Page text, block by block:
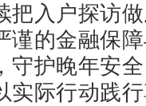
把入户探访
谨的金融保
守护晚年安
实际行动践